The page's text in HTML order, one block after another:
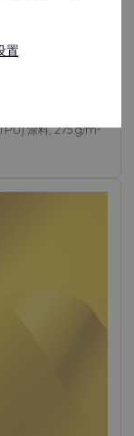
胺
涂料, 275 g/m²
置